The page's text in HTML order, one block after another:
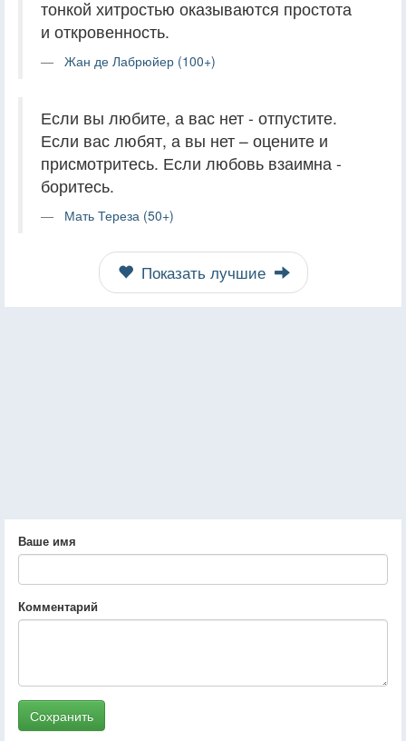
тонкой хитростью оказываются простота
и откровенность.
Жан де Лабрюйер (100+)
Если вы любите, а вас нет - отпустите.
Если вас любят, а вы нет – оцените и
присмотритесь. Если любовь взаимна -
боритесь.
Мать Тереза (50+)
Показать лучшие
Ваше имя
Комментарий
Сохранить